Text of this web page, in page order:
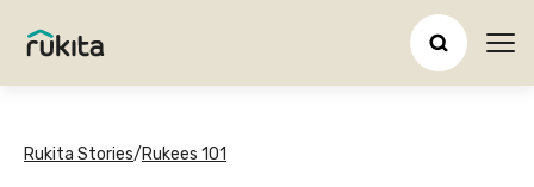
Rukita Stories/Rukees 101